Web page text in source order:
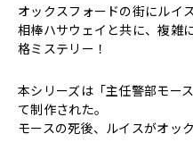
オックスフォードの街にルイ
相棒ハサウェイと共に、複雑
格ミステリー！
本シリーズは「主任警部モー
て制作された。
モースの死後、ルイスがオッ